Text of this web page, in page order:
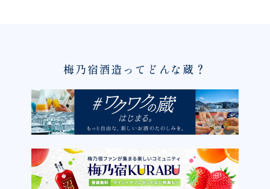
梅乃宿酒造ってどんな蔵？